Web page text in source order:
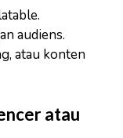
audiens.
atau konten
atau